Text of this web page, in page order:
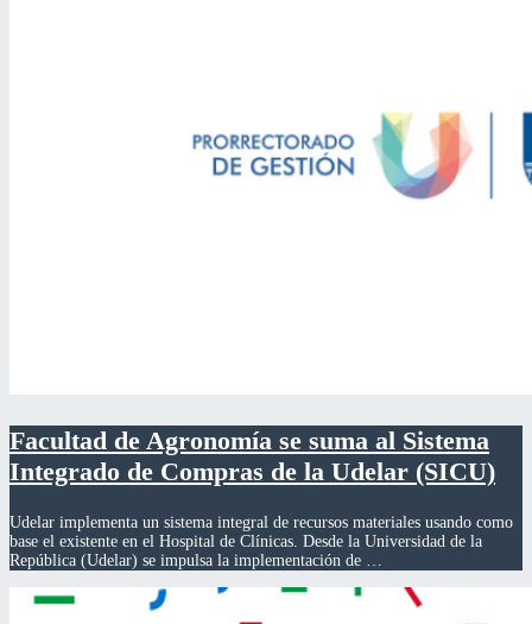
Facultad de Agronomía se suma al Sistema
Integrado de Compras de la Udelar (SICU)
Udelar implementa un sistema integral de recursos materiales usando como
base el existente en el Hospital de Clínicas. Desde la Universidad de la
República (Udelar) se impulsa la implementación de …